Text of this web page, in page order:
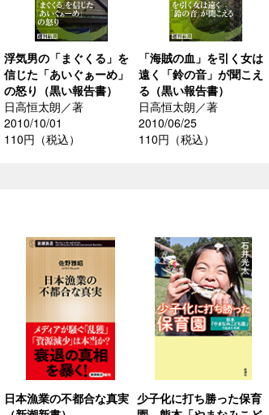
浮気男の「まぐくる」を
信じた「あいぐぁーめ」
の怒り（黒い報告書）
日高恒太朗／著
2010/10/01
110円（税込）
「海賊の血」を引く女は
遠く「鈴の音」が聞こえ
る（黒い報告書）
日高恒太朗／著
2010/06/25
110円（税込）
日本漁業の不都合な真実 少子化に打ち勝った保育